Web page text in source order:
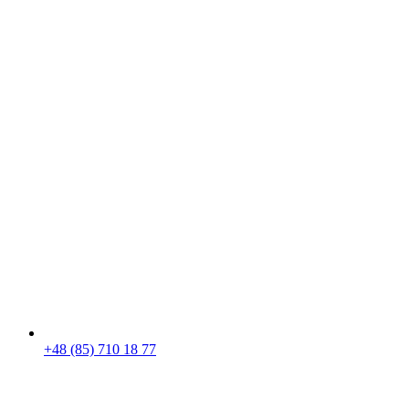
+48 (85) 710 18 77